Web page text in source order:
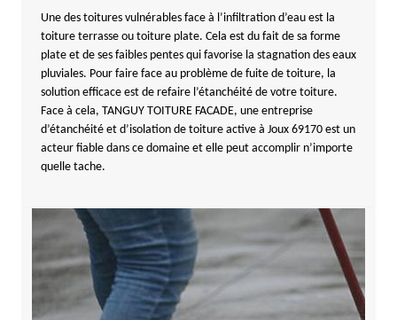
Une des toitures vulnérables face à l’infiltration d’eau est la
toiture terrasse ou toiture plate. Cela est du fait de sa forme
plate et de ses faibles pentes qui favorise la stagnation des eaux
pluviales. Pour faire face au problème de fuite de toiture, la
solution efficace est de refaire l’étanchéité de votre toiture.
Face à cela, TANGUY TOITURE FACADE, une entreprise
d’étanchéité et d’isolation de toiture active à Joux 69170 est un
acteur fiable dans ce domaine et elle peut accomplir n’importe
quelle tache.